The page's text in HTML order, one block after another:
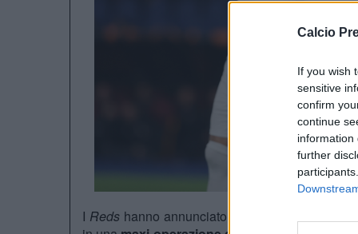
Calcio
If you wish
sensitive
confirm
continue
information
further
I Reds hanno annunciato l’accordo con